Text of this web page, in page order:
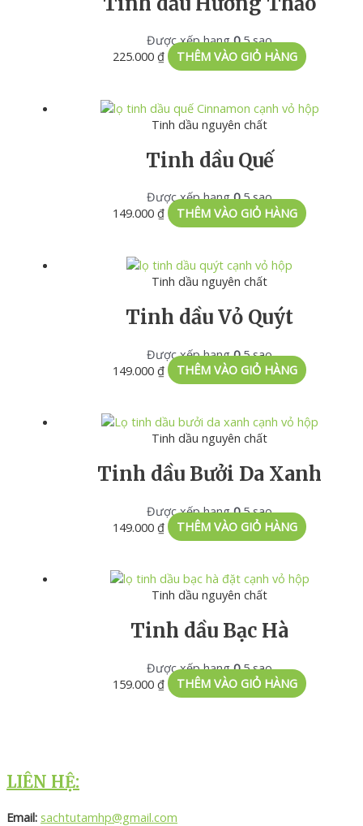
Được xếp hạng05 sao
225.000₫ THÊM VÀO GIỎ HÀNG
Tinh dầu nguyên chất
Tinh dầu Quế
Được xếp hạng05 sao
149.000₫ THÊM VÀO GIỎ HÀNG
Tinh dầu nguyên chất
Tinh dầu Vỏ Quýt
Được xếp hạng05 sao
149.000₫ THÊM VÀO GIỎ HÀNG
Tinh dầu nguyên chất
Tinh dầu Bưởi Da Xanh
Được xếp hạng05 sao
149.000₫ THÊM VÀO GIỎ HÀNG
Tinh dầu nguyên chất
Tinh dầu Bạc Hà
Được xếp hạng05 sao
159.000₫ THÊM VÀO GIỎ HÀNG
LIÊN HỆ:
Email: sachtutamhp@gmail.com